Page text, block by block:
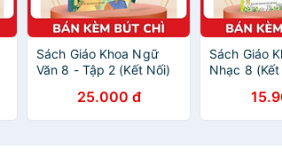
Sách Giáo Khoa Ngữ
Văn 8 - Tập 2 (Kết Nối)
25.000 đ
Sách Giáo
Nhạc 8 (Kết